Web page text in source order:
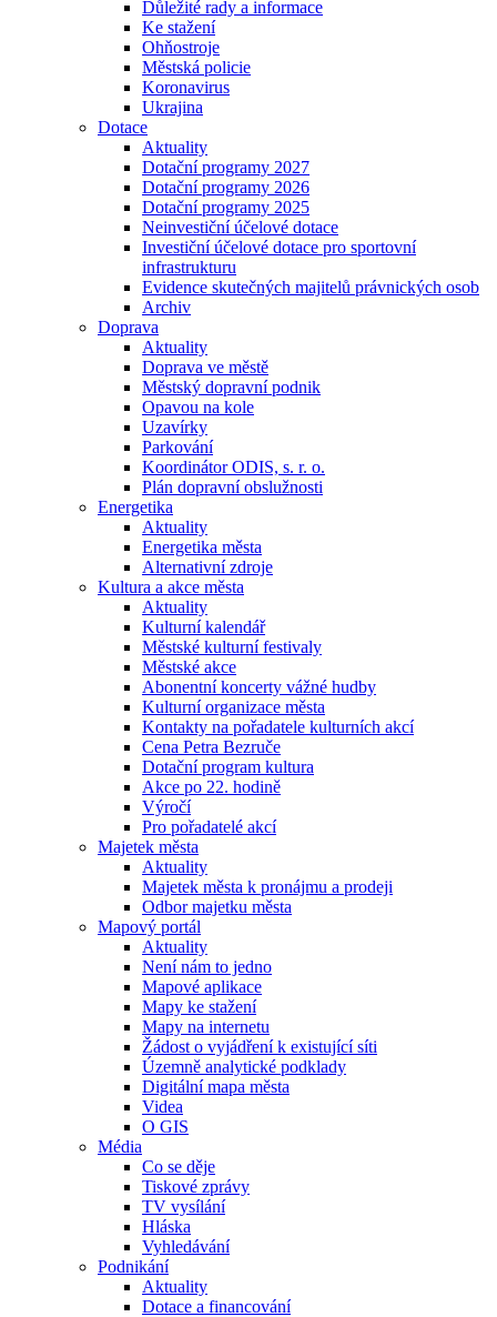
Důležité rady a informace
Ke stažení
Ohňostroje
Městská policie
Koronavirus
Ukrajina
Dotace
Aktuality
Dotační programy 2027
Dotační programy 2026
Dotační programy 2025
Neinvestiční účelové dotace
Investiční účelové dotace pro sportovní
infrastrukturu
Evidence skutečných majitelů právnických osob
Archiv
Doprava
Aktuality
Doprava ve městě
Městský dopravní podnik
Opavou na kole
Uzavírky
Parkování
Koordinátor ODIS, s. r. o.
Plán dopravní obslužnosti
Energetika
Aktuality
Energetika města
Alternativní zdroje
Kultura a akce města
Aktuality
Kulturní kalendář
Městské kulturní festivaly
Městské akce
Abonentní koncerty vážné hudby
Kulturní organizace města
Kontakty na pořadatele kulturních akcí
Cena Petra Bezruče
Dotační program kultura
Akce po 22. hodině
Výročí
Pro pořadatelé akcí
Majetek města
Aktuality
Majetek města k pronájmu a prodeji
Odbor majetku města
Mapový portál
Aktuality
Není nám to jedno
Mapové aplikace
Mapy ke stažení
Mapy na internetu
Žádost o vyjádření k existující síti
Územně analytické podklady
Digitální mapa města
Videa
O GIS
Média
Co se děje
Tiskové zprávy
TV vysílání
Hláska
Vyhledávání
Podnikání
Aktuality
Dotace a financování